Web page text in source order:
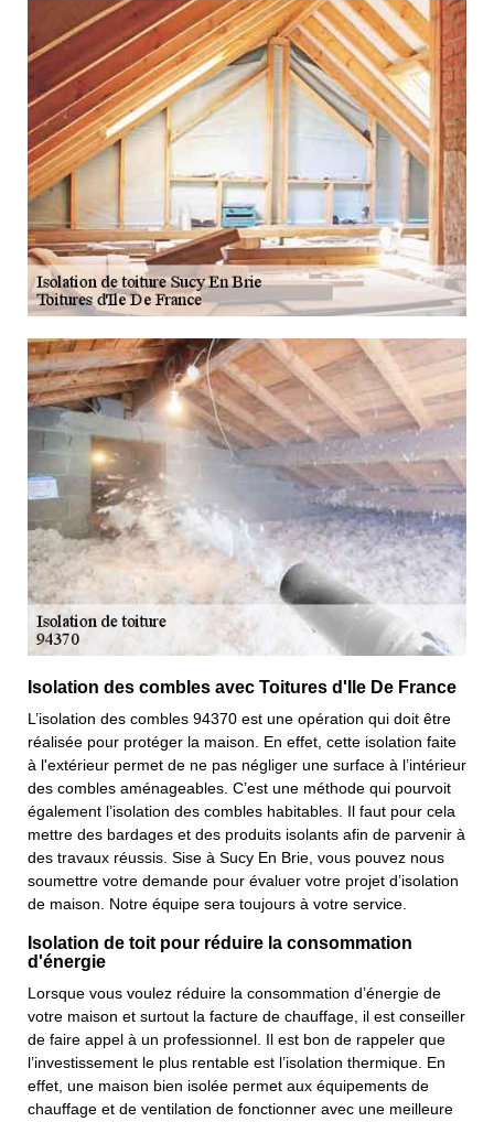
Isolation des combles avec Toitures d'Ile De France
L’isolation des combles 94370 est une opération qui doit être
réalisée pour protéger la maison. En effet, cette isolation faite
à l'extérieur permet de ne pas négliger une surface à l’intérieur
des combles aménageables. C’est une méthode qui pourvoit
également l’isolation des combles habitables. Il faut pour cela
mettre des bardages et des produits isolants afin de parvenir à
des travaux réussis. Sise à Sucy En Brie, vous pouvez nous
soumettre votre demande pour évaluer votre projet d’isolation
de maison. Notre équipe sera toujours à votre service.
Isolation de toit pour réduire la consommation
d'énergie
Lorsque vous voulez réduire la consommation d’énergie de
votre maison et surtout la facture de chauffage, il est conseiller
de faire appel à un professionnel. Il est bon de rappeler que
l’investissement le plus rentable est l’isolation thermique. En
effet, une maison bien isolée permet aux équipements de
chauffage et de ventilation de fonctionner avec une meilleure